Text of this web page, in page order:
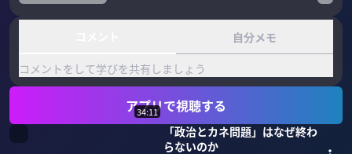
自分メモ
コメントをして学びを共有しましょう
アプリで視聴する
34:11
「政治とカネ問題」はなぜ終わ
らないのか